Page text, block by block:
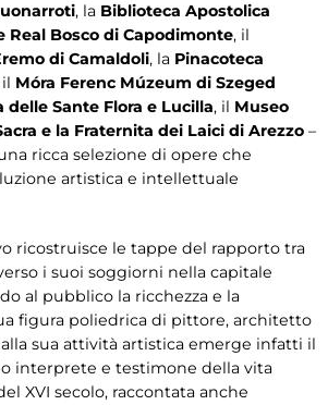
, la Biblioteca Apostolica
Real Bosco di Capodimonte, il
di Camaldoli, la Pinacoteca
il Móra Ferenc Múzeum di Szeged
delle Sante Flora e Lucilla, il Museo
e la Fraternita dei Laici di Arezzo –
ricca selezione di opere che
artistica e intellettuale
ricostruisce le tappe del rapporto tra
i suoi soggiorni nella capitale
al pubblico la ricchezza e la
figura poliedrica di pittore, architetto
sua attività artistica emerge infatti il
interprete e testimone della vita
XVI secolo, raccontata anche